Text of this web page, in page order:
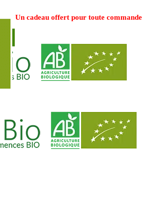
Un cadeau offert pour toute